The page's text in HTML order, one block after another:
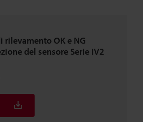
OK e NG
del sensore Serie IV2